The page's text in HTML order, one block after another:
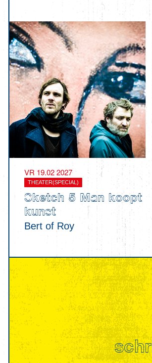
VR 19.02 2027
THEATER(SPECIAL)
Sketch 5 Man koopt
kunst
Bert of Roy